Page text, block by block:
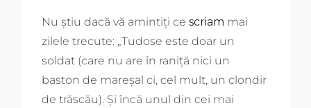
Nu știu dacă vă amintiți ce scriam mai
zilele trecute: „Tudose este doar un
soldat (care nu are în raniță nici un
baston de mareșal ci, cel mult, un clondir
de trăscău). Și încă unul din cei mai